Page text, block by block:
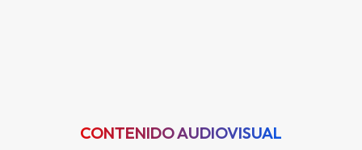
CONTENIDO AUDIOVISUAL